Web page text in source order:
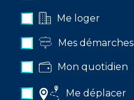
Me loger
Mes démarches
Mon quotidien
Me déplacer